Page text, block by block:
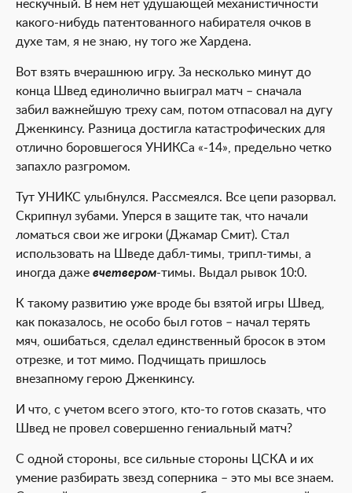
нескучный. В нем нет удушающей механистичности
какого-нибудь патентованного набирателя очков в
духе там, я не знаю, ну того же Хардена.
Вот взять вчерашнюю игру. За несколько минут до
конца Швед единолично выиграл матч – сначала
забил важнейшую треху сам, потом отпасовал на дугу
Дженкинсу. Разница достигла катастрофических для
отлично боровшегося УНИКСа «-14», предельно четко
запахло разгромом.
Тут УНИКС улыбнулся. Рассмеялся. Все цепи разорвал.
Скрипнул зубами. Уперся в защите так, что начали
ломаться свои же игроки (Джамар Смит). Стал
использовать на Шведе дабл-тимы, трипл-тимы, а
иногда даже вчетвером-тимы. Выдал рывок 10:0.
К такому развитию уже вроде бы взятой игры Швед,
как показалось, не особо был готов – начал терять
мяч, ошибаться, сделал единственный бросок в этом
отрезке, и тот мимо. Подчищать пришлось
внезапному герою Дженкинсу.
И что, с учетом всего этого, кто-то готов сказать, что
Швед не провел совершенно гениальный матч?
С одной стороны, все сильные стороны ЦСКА и их
умение разбирать звезд соперника – это мы все знаем.